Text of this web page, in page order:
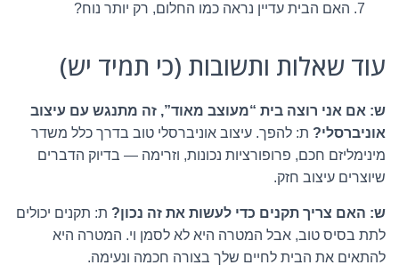
האם הבית עדיין נראה כמו החלום, רק יותר נוח?
עוד שאלות ותשובות (כי תמיד יש)
ש: אם אני רוצה בית “מעוצב מאוד”, זה מתנגש עם עיצוב
אוניברסלי? ת: להפך. עיצוב אוניברסלי טוב בדרך כלל משדר
מינימליזם חכם, פרופורציות נכונות, וזרימה — בדיוק הדברים
שיוצרים עיצוב חזק.
ש: האם צריך תקנים כדי לעשות את זה נכון? ת: תקנים יכולים
לתת בסיס טוב, אבל המטרה היא לא לסמן וי. המטרה היא
להתאים את הבית לחיים שלך בצורה חכמה ונעימה.